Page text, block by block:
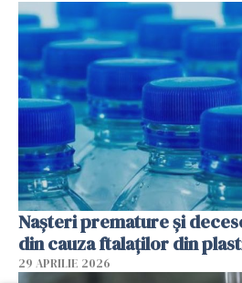
Nașteri premature și
din cauza ftalaților din
29 APRILIE 2026